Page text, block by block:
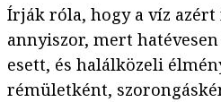
Írják róla, hogy a víz
annyiszor, mert
esett, és halálközeli
rémületként,